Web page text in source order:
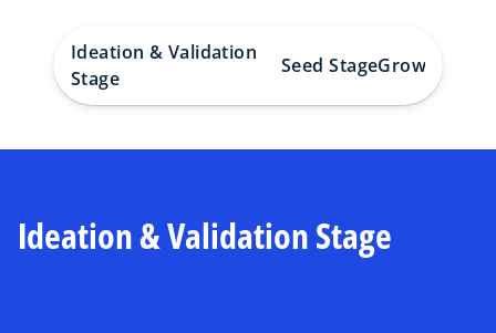
Ideation & Validation
Stage
Seed StageGrowth
Ideation & Validation Stage